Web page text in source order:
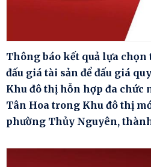
Thông báo kết quả lựa
đấu giá tài sản để đấu giá
Khu đô thị hỗn hợp đa chức
Tân Hoa trong Khu đô thị
phường Thủy Nguyên,